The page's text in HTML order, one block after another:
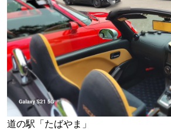
道の駅「たばやま」